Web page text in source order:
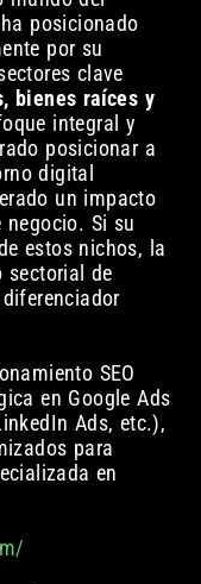
posicionado
por su
clave
bienes raíces y
integral y
posicionar a
digital
un impacto
Si su
estos nichos, la
sectorial de
SEO
en Google Ads
Ads, etc.),
para
en